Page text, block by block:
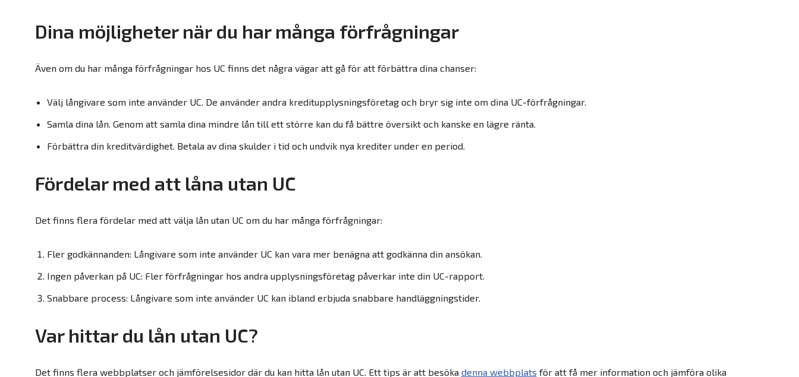
Dina möjligheter när du har många förfrågningar
Även om du har många förfrågningar hos UC finns det några vägar att gå för att förbättra dina chanser:
Välj långivare som inte använder UC. De använder andra kreditupplysningsföretag och bryr sig inte om dina UC-förfrågningar.
Samla dina lån. Genom att samla dina mindre lån till ett större kan du få bättre översikt och kanske en lägre ränta.
Förbättra din kreditvärdighet. Betala av dina skulder i tid och undvik nya krediter under en period.
Fördelar med att låna utan UC
Det finns flera fördelar med att välja lån utan UC om du har många förfrågningar:
Fler godkännanden: Långivare som inte använder UC kan vara mer benägna att godkänna din ansökan.
Ingen påverkan på UC: Fler förfrågningar hos andra upplysningsföretag påverkar inte din UC-rapport.
Snabbare process: Långivare som inte använder UC kan ibland erbjuda snabbare handläggningstider.
Var hittar du lån utan UC?
Det finns flera webbplatser och jämförelsesidor där du kan hitta lån utan UC. Ett tips är att besöka denna webbplats för att få mer information och jämföra olika